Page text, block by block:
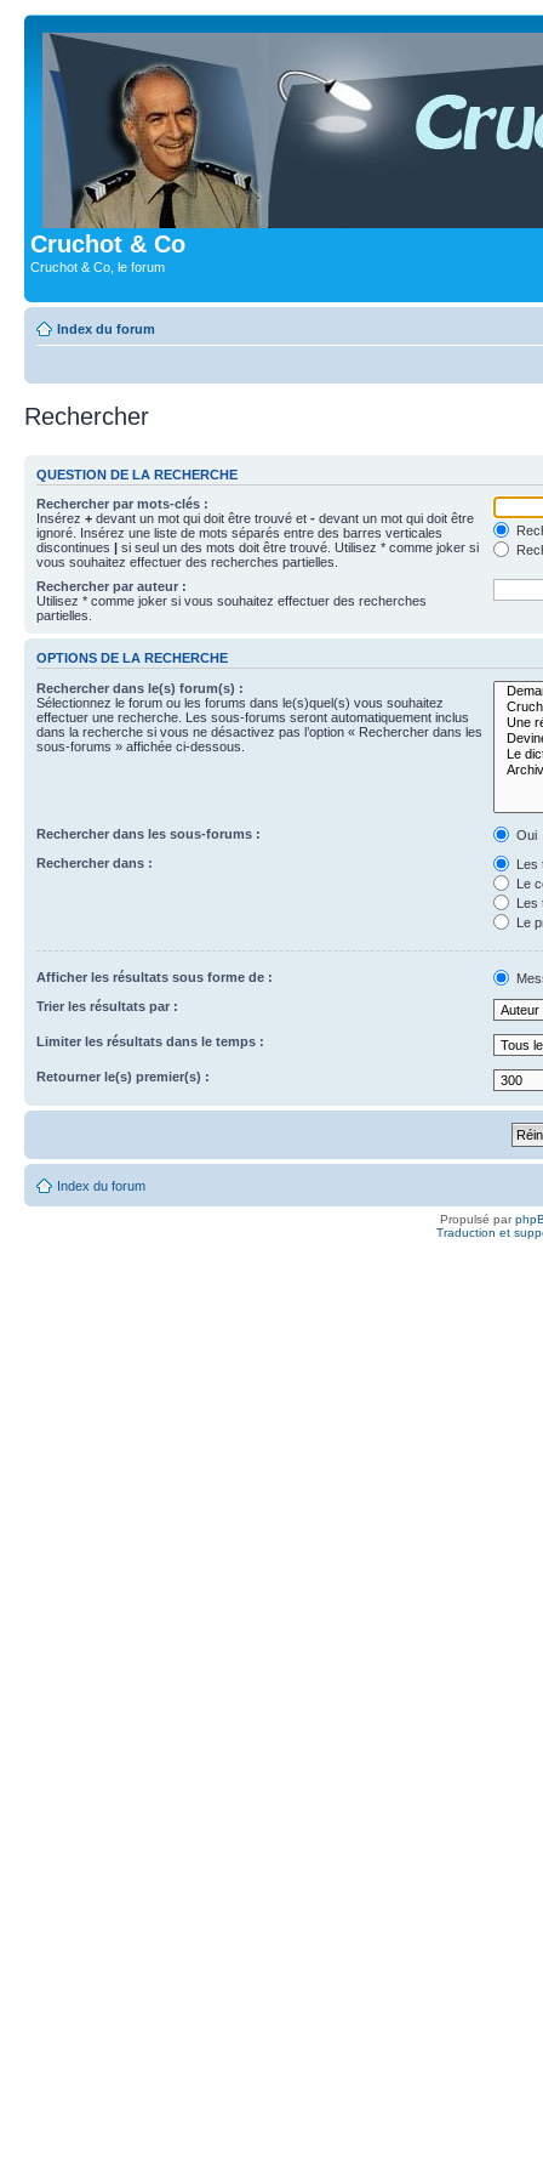
Cruchot & Co
Cruchot & Co, le forum
Index du forum
Rechercher
QUESTION DE LA RECHERCHE
Rechercher par mots-clés :
Insérez + devant un mot qui doit être trouvé et - devant un mot qui doit être
ignoré. Insérez une liste de mots séparés entre des barres verticales
discontinues | si seul un des mots doit être trouvé. Utilisez * comme joker si
vous souhaitez effectuer des recherches partielles.
Rechercher par auteur :
Utilisez * comme joker si vous souhaitez effectuer des recherches
partielles.
OPTIONS DE LA RECHERCHE
Rechercher dans le(s) forum(s) :
Sélectionnez le forum ou les forums dans le(s)quel(s) vous souhaitez
effectuer une recherche. Les sous-forums seront automatiquement inclus
dans la recherche si vous ne désactivez pas l’option « Rechercher dans les
sous-forums » affichée ci-dessous.
Rechercher dans les sous-forums :
Oui
Rechercher dans :
Les
Le
Les
Le
Afficher les résultats sous forme de :
Trier les résultats par :
Limiter les résultats dans le temps :
Retourner le(s) premier(s) :
Index du forum
Propulsé par
Traduction et